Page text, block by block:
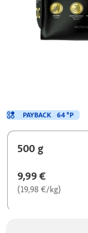
500 g
9,99 €
(19,98 €/kg)
PAYBACK 64 °P